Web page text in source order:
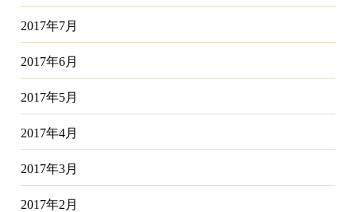
2017年7月
2017年6月
2017年5月
2017年4月
2017年3月
2017年2月